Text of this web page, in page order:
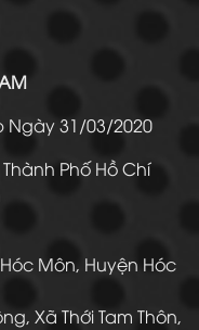
Ngày 31/03/2020
Phố Hồ Chí
Môn, Huyện Hóc
Xã Thới Tam Thôn,